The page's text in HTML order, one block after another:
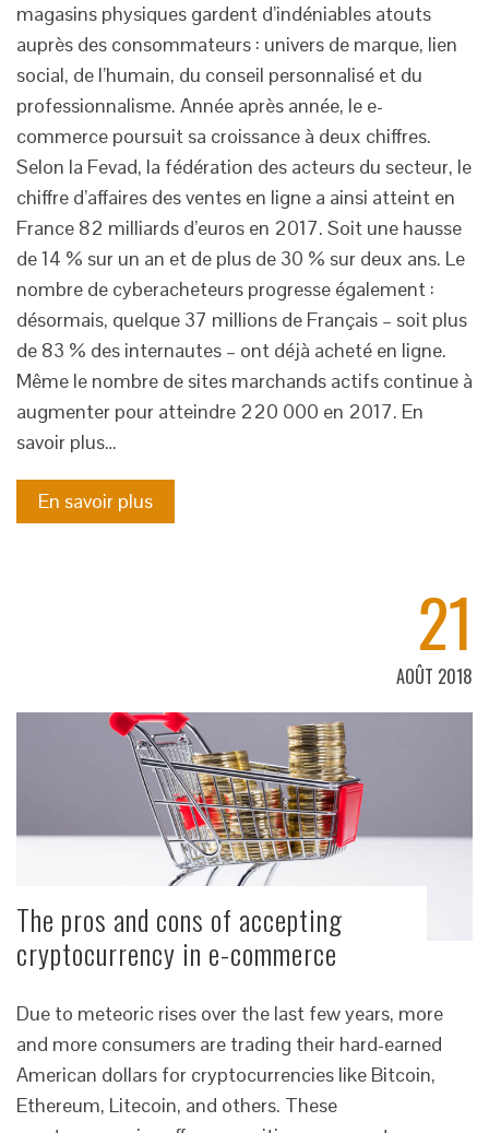
magasins physiques gardent d’indéniables atouts
auprès des consommateurs : univers de marque, lien
social, de l’humain, du conseil personnalisé et du
professionnalisme. Année après année, le e-
commerce poursuit sa croissance à deux chiffres.
Selon la Fevad, la fédération des acteurs du secteur, le
chiffre d’affaires des ventes en ligne a ainsi atteint en
France 82 milliards d’euros en 2017. Soit une hausse
de 14 % sur un an et de plus de 30 % sur deux ans. Le
nombre de cyberacheteurs progresse également :
désormais, quelque 37 millions de Français – soit plus
de 83 % des internautes – ont déjà acheté en ligne.
Même le nombre de sites marchands actifs continue à
augmenter pour atteindre 220 000 en 2017. En
savoir plus…
En savoir plus
21
AOÛT 2018
The pros and cons of accepting
cryptocurrency in e-commerce
Due to meteoric rises over the last few years, more
and more consumers are trading their hard-earned
American dollars for cryptocurrencies like Bitcoin,
Ethereum, Litecoin, and others. These